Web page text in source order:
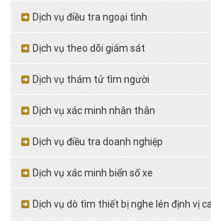
Dịch vụ điều tra ngoại tình
Dịch vụ theo dõi giám sát
Dịch vụ thám tử tìm người
Dịch vụ xác minh nhân thân
Dịch vụ điều tra doanh nghiệp
Dịch vụ xác minh biển số xe
Dịch vụ dò tìm thiết bị nghe lén định vị